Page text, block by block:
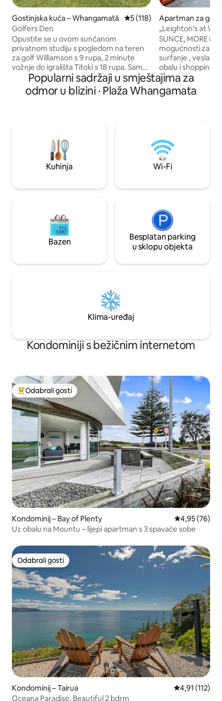
Gostinjska kuća – Whangamatā Prosječna ocjena: 5/5,
5 (118)
Golfers Den
Opustite se u ovom sunčanom
privatnom studiju s pogledom na teren
za golf Williamson s 9 rupa, 2 minute
vožnje do igrališta Titoki s 18 rupa. Samo
10 minuta hoda do plaže Whangamata i
15 minuta do grada, to je savršeno
mjesto za opuštanje. Sadrži bračni
Uživajte u pogledu na vrt, besplatnom
parkiranju izvan ulice i sigurnom
samostalnom ulasku u smještaj. Mirno,
sigurno i idealno za parove, putnike koji
tinejdžerima.
Apartman za
gamatā
„Leighton's at
SUNCE, MORE i
mogućnosti za
surfanje ,
obalu i shopping ........
prizemlju naše
ljetni odmor u
Naš smještaj nudi 2 i (3 spavaće
pećnica/friteza na
Indukcijsko” za
odmoru ili mini
Popularni sadržaji u smještajima za
odmor u blizini · Plaža Whangamata
Kuhinja Wi-Fi
Bazen
Besplatan parking
u sklopu objekta
Klima-uređaj
Kondominiji s bežičnim internetom
Među najviše rangiranima s oznakom „Odabrali gosti”
Odabrali gosti
Kondominij – Bay of Plenty Prosječna
4,95 (76)
Uz obalu na Mountu – lijepi apartman s 3 spavaće sobe
Odabrali gosti
Odabrali gosti
Kondominij – Tairua Prosječna
4,91 (112)
Oceana Paradise, Beautiful 2 bdrm